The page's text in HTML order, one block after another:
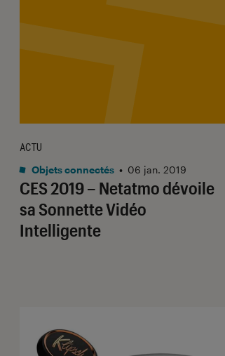
CES 2019 – Netatmo dévoile
sa Sonnette Vidéo
Intelligente
ACTU
Objets connectés • 06 jan. 2019